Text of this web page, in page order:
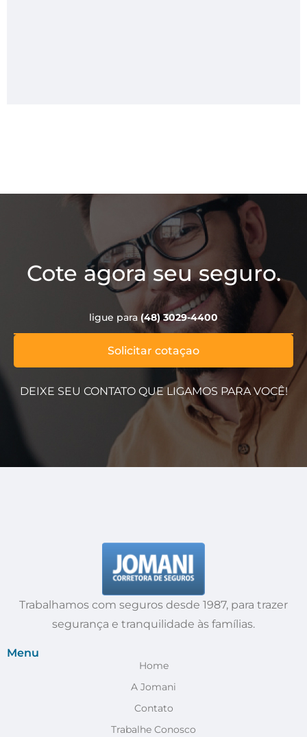
Cote agora seu seguro.
Solicitar cotaçao
ligue para (48) 3029-4400
DEIXE SEU CONTATO QUE LIGAMOS PARA VOCÊ!
Trabalhamos com seguros desde 1987, para trazer
segurança e tranquilidade às famílias.
Menu
Home
A Jomani
Contato
Trabalhe Conosco